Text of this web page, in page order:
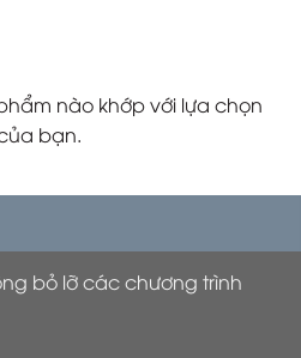
nào khớp với lựa chọn
bạn.
bỏ lỡ các chương trình